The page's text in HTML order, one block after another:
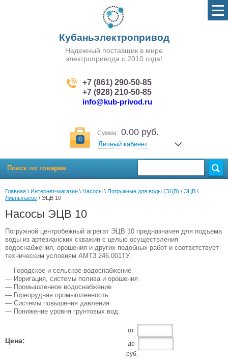
Кубаньэлектропривод
Надежный поставщик в мире
электропривода с 2010 года!
+7 (861) 290-50-85
+7 (928) 210-50-85
info@kub-privod.ru
0
Сумма: 0.00 руб.
Личный кабинет
Поиск по товарам
Главная \ Интернет-магазин \ Насосы \ Погружные для воды (ЭЦВ) \ ЭЦВ
Ливнынасос \ ЭЦВ 10
Насосы ЭЦВ 10
Погружной центробежный агрегат ЭЦВ 10 предназначен для подъема
воды из артезианских скважин с целью осуществления
водоснабжения, орошения и других подобных работ и соответствует
техническим условиям АМТ3.246.001ТУ.
— Городское и сельское водоснабжение
— Ирригация, системы полива и орошения
— Промышленное водоснабжение
— Горнорудная промышленность
— Системы повышения давления
— Понижение уровня грунтовых вод
Цена:
от
до
руб.